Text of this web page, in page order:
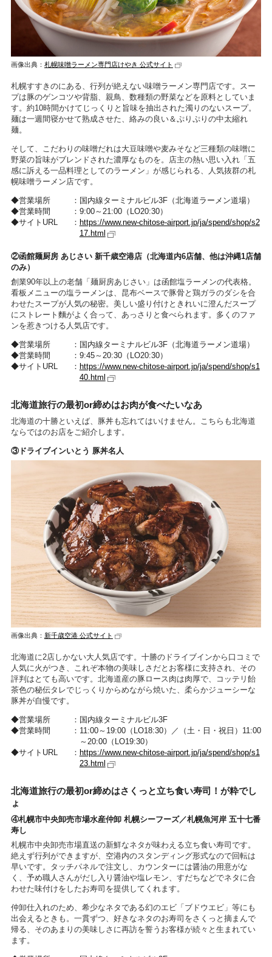
画像出典： 札幌味噌ラーメン専門店けやき 公式サイト
札幌すすきのにある、行列が絶えない味噌ラーメン専門店です。スー
プは豚のゲンコツや背脂、親鳥、数種類の野菜などを原料としていま
す。約10時間かけてじっくりと旨味を抽出された濁りのないスープ。
麺は一週間寝かせて熟成させた、絡みの良い＆ぷりぷりの中太縮れ
麺。
そして、こだわりの味噌だれは大豆味噌や麦みそなど三種類の味噌に
野菜の旨味がブレンドされた濃厚なものを。店主の熱い思い入れ「五
感に訴える一品料理としてのラーメン」が感じられる、人気抜群の札
幌味噌ラーメン店です。
営業場所
国内線ターミナルビル3F（北海道ラーメン道場）
営業時間
9:00～21:00（LO20:30）
サイトURL
https://www.new-chitose-airport.jp/ja/spend/shop/s2
17.html
②函館麺厨房 あじさい 新千歳空港店（北海道内6店舗、他は沖縄1店舗
のみ）
創業90年以上の老舗「麺厨房あじさい」は函館塩ラーメンの代表格。
看板メニューの塩ラーメンは、昆布ベースで豚骨と鶏ガラのダシを合
わせたスープが人気の秘密。美しい盛り付けときれいに澄んだスープ
にストレート麵がよく合って、あっさりと食べられます。多くのファ
ンを惹きつける人気店です。
営業場所
国内線ターミナルビル3F（北海道ラーメン道場）
営業時間
9:45～20:30（LO20:30）
サイトURL
https://www.new-chitose-airport.jp/ja/spend/shop/s1
40.html
北海道旅行の最初or締めはお肉が食べたいなあ
北海道の十勝といえば、豚丼も忘れてはいけません。こちらも北海道
ならではのお店をご紹介します。
③ドライブインいとう 豚丼名人
画像出典： 新千歳空港 公式サイト
北海道に2店しかない大人気店です。十勝のドライブインから口コミで
人気に火がつき、これぞ本物の美味しさだとお客様に支持され、その
評判はとても高いです。北海道産の豚ロース肉は肉厚で、コッテリ飴
茶色の秘伝タレでじっくりからめながら焼いた、柔らかジューシーな
豚丼が自慢です。
営業場所
国内線ターミナルビル3F
営業時間
11:00～19:00（LO18:30）／（土・日・祝日）11:00
～20:00（LO19:30）
サイトURL
https://www.new-chitose-airport.jp/ja/spend/shop/s1
23.html
北海道旅行の最初or締めはさくっと立ち食い寿司！が粋でし
ょ
④札幌市中央卸売市場水産仲卸 札幌シーフーズ／札幌魚河岸 五十七番
寿し
札幌市中央卸売市場直送の新鮮なネタが味わえる立ち食い寿司です。
絶えず行列ができますが、空港内のスタンディング形式なので回転は
早いです。タッチパネルで注文し、カウンターには醤油の用意がな
く、予め職人さんがだし入り醤油や塩レモン、すだちなどでネタに合
わせた味付けをしたお寿司を提供してくれます。
仲卸仕入れのため、希少なネタである幻のエビ「ブドウエビ」等にも
出会えるときも。一貫ずつ、好きなネタのお寿司をさくっと摘まんで
帰る、そのあまりの美味しさに再訪を誓うお客様が続々と生まれてい
ます。